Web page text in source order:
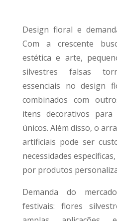
Design floral e
Com a crescente
estética e arte,
silvestres falsas
essenciais no design
combinados com
itens decorativos
únicos. Além disso, o
artificiais pode ser
necessidades
por produtos
Demanda do
festivais: flores